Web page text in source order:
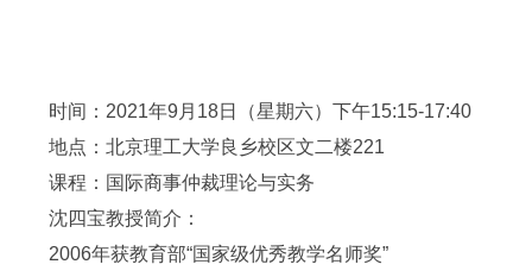
时间：2021年9月18日（星期六）下午15:15-17:40
地点：北京理工大学良乡校区文二楼221
课程：国际商事仲裁理论与实务
沈四宝教授简介：
2006年获教育部“国家级优秀教学名师奖”